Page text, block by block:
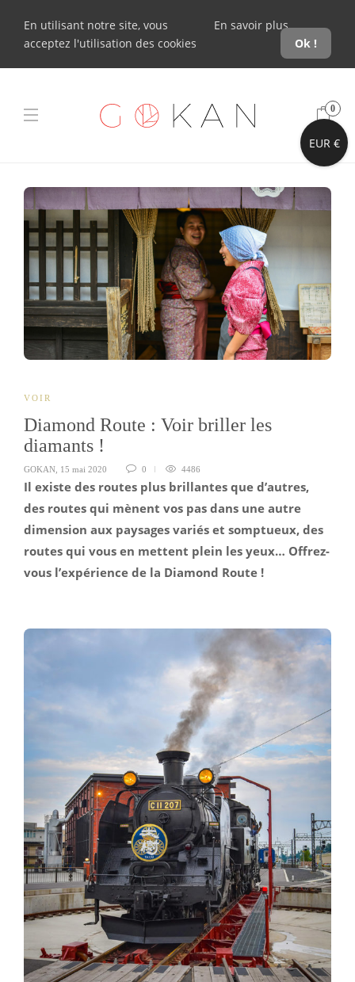
En utilisant notre site, vous
acceptez l'utilisation des cookies
En savoir plus
Ok !
0
VOIR
Diamond Route : Voir briller les
diamants !
GOKAN 15 mai 2020 0 4486
Il existe des routes plus brillantes que d’autres,
des routes qui mènent vos pas dans une autre
dimension aux paysages variés et somptueux, des
routes qui vous en mettent plein les yeux… Offrez-
vous l’expérience de la Diamond Route !
EUR €